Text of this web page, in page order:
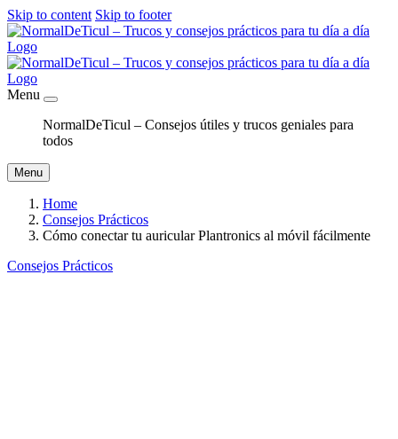
Skip to content Skip to footer
Menu
NormalDeTicul – Consejos útiles y trucos geniales para
todos
Menu
Home
Consejos Prácticos
Cómo conectar tu auricular Plantronics al móvil fácilmente
Consejos Prácticos